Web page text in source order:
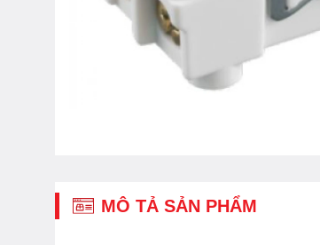
MÔ TẢ SẢN PHẨM